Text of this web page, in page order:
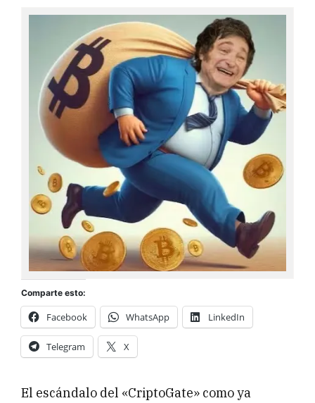
Comparte esto:
Facebook WhatsApp LinkedIn
Telegram X
El escándalo del «CriptoGate» como ya